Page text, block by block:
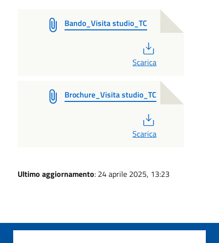
Bando_Visita studio_TC
Scarica
Brochure_Visita studio_TC
Scarica
Ultimo aggiornamento: 24 aprile 2025, 13:23